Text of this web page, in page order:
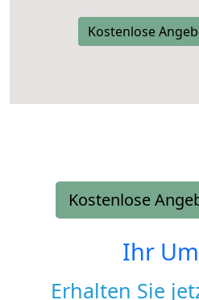
Kostenlose
Kostenlose
Ihr
Erhalten Sie